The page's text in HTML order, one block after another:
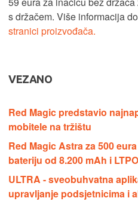
s držačem. Više informacija
stranici proizvođača.
VEZANO
Red Magic predstavio
mobitele na tržištu
Red Magic Astra za 500
bateriju od 8.200 mAh i
ULTRA - sveobuhvatna
upravljanje podsjetnicima i